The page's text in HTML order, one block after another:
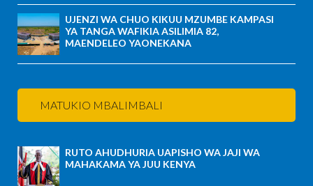
UJENZI WA CHUO KIKUU MZUMBE KAMPASI
YA TANGA WAFIKIA ASILIMIA 82,
MAENDELEO YAONEKANA
MATUKIO MBALIMBALI
RUTO AHUDHURIA UAPISHO WA JAJI WA
MAHAKAMA YA JUU KENYA